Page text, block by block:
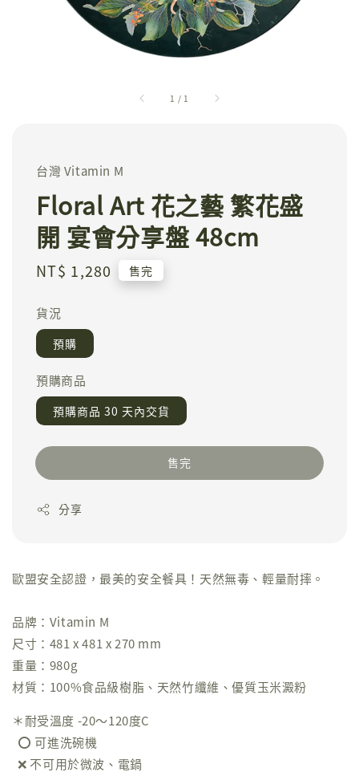
1 / 1
台灣 Vitamin M
Floral Art 花之藝 繁花盛
開 宴會分享盤 48cm
Regular
NT$ 1,280 售完
貨況
預購
預購商品
預購商品 30 天內交貨
售完
分享
歐盟安全認證，最美的安全餐具！天然無毒、輕量耐摔。
品牌：Vitamin M
尺寸：481 x 481 x 270 mm
重量：980g
材質：100%食品級樹脂、天然竹纖維、優質玉米澱粉
＊耐受溫度 -20～120度C
⭕️ 可進洗碗機
❌ 不可用於微波、電鍋